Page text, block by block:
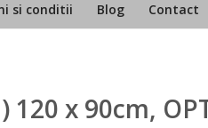
si conditii Blog Contact
x 90cm,